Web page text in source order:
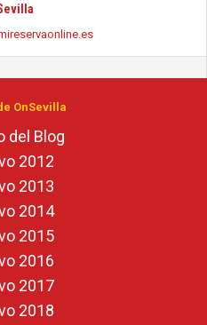
OnSevilla
del Blog
2012
2013
2014
2015
2016
2017
2018